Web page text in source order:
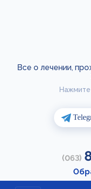
Все о лечении,
(063)